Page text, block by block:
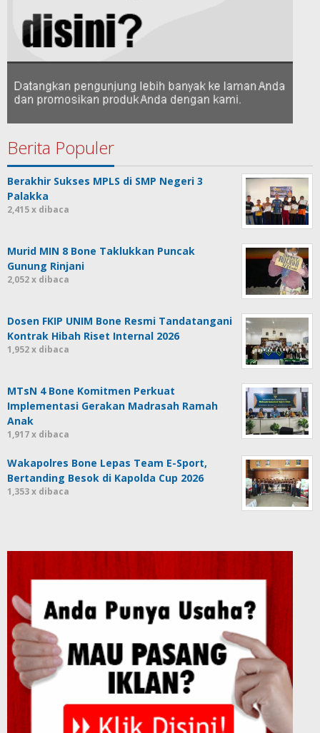
Berita Populer
Berakhir Sukses MPLS di SMP Negeri 3
Palakka
2,415 x dibaca
Murid MIN 8 Bone Taklukkan Puncak
Gunung Rinjani
2,052 x dibaca
Dosen FKIP UNIM Bone Resmi Tandatangani
Kontrak Hibah Riset Internal 2026
1,952 x dibaca
MTsN 4 Bone Komitmen Perkuat
Implementasi Gerakan Madrasah Ramah
Anak
1,917 x dibaca
Wakapolres Bone Lepas Team E-Sport,
Bertanding Besok di Kapolda Cup 2026
1,353 x dibaca